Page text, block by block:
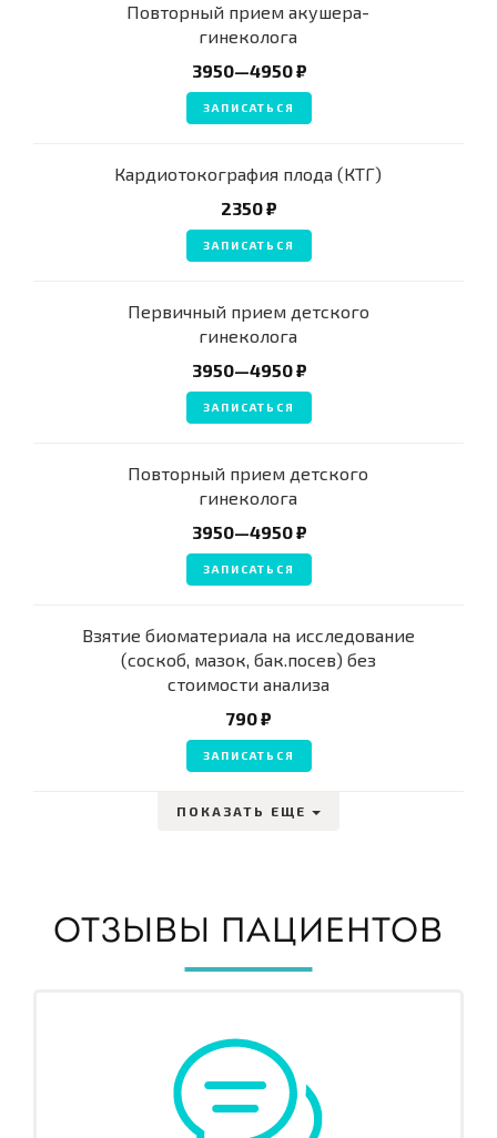
Повторный прием акушера-
гинеколога
3950—4950 ₽
ЗАПИСАТЬСЯ
Кардиотокография плода (КТГ)
2350 ₽
ЗАПИСАТЬСЯ
Первичный прием детского
гинеколога
3950—4950 ₽
ЗАПИСАТЬСЯ
Повторный прием детского
гинеколога
3950—4950 ₽
ЗАПИСАТЬСЯ
Взятие биоматериала на исследование
(соскоб, мазок, бак.посев) без
стоимости анализа
790 ₽
ЗАПИСАТЬСЯ
ПОКАЗАТЬ ЕЩЕ
ОТЗЫВЫ ПАЦИЕНТОВ